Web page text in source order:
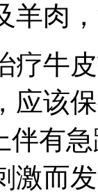
羊肉
疗牛
应该
伴有
激而